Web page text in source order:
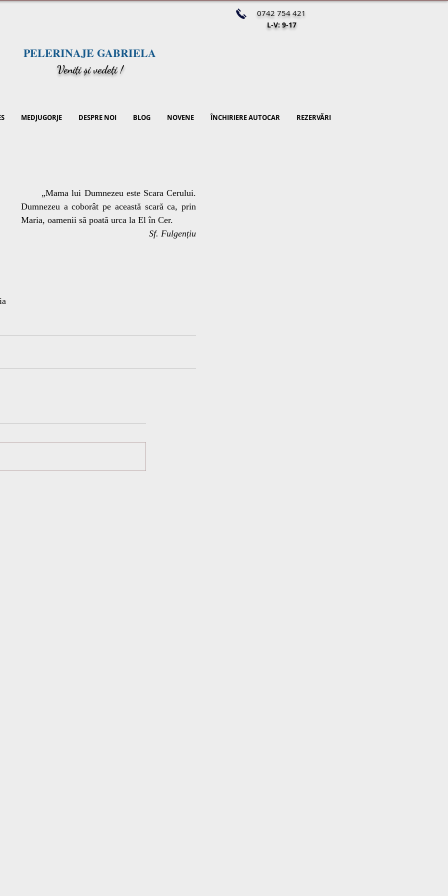
0742 754 421
L-V: 9-17
PELERINAJE GABRIELA
Veniți și vedeți !
MEDJUGORJE DESPRE NOI BLOG NOVENE ÎNCHIRIERE AUTOCAR REZERVĂRI
Dumnezeu a coborât pe această scară ca, prin
Maria, oamenii să poată urca la El în Cer.
Sf. Fulgențiu